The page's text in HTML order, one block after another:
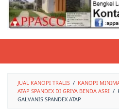
JUAL KANOPI TRALIS / KANOPI
ATAP SPANDEX DI GRIYA BENDA ASRI /
GALVANIS SPANDEX ATAP